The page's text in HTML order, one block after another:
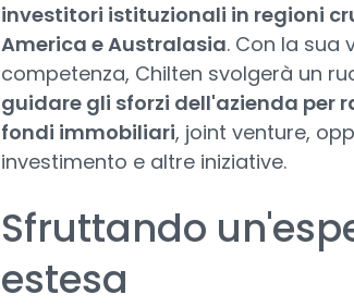
investitori istituzionali in regioni
America e Australasia. Con la sua
competenza, Chilten svolgerà un
guidare gli sforzi dell'azienda per
fondi immobiliari, joint venture,
investimento e altre iniziative.
Sfruttando
estesa